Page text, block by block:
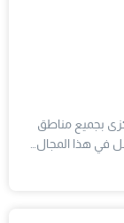
بجميع مناطق
في هذا المجال…